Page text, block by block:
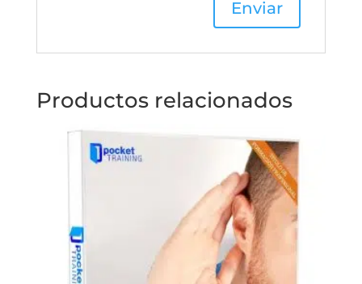
Productos relacionados